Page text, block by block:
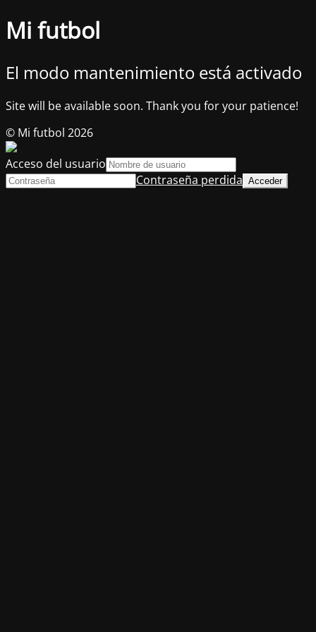
Mi futbol
El modo mantenimiento está activado
Site will be available soon. Thank you for your patience!
© Mi futbol 2026
Acceso del usuario
Contraseña perdida